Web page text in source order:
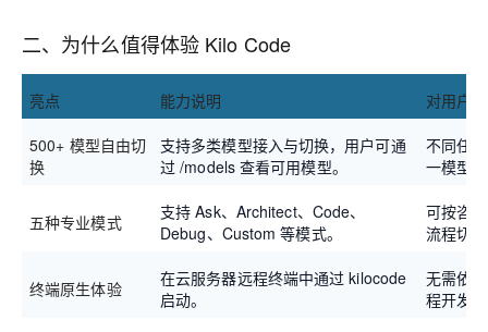
二、为什么值得体验 Kilo Code
亮点 能力说明 对用户
500+ 模型自由切
换
支持多类模型接入与切换，用户可通
过 /models 查看可用模型。
不同任
一模型
五种专业模式
支持 Ask、Architect、Code、
Debug、Custom 等模式。
可按咨
流程切
终端原生体验
在云服务器远程终端中通过 kilocode
启动。
无需依
程开发